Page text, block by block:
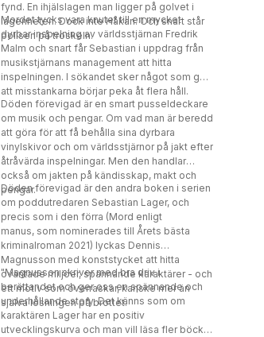
fynd. En ihjälslagen man ligger på golvet i
lägenheten. Dock inte Håkan. Och snart står
polisen på tröskeln.
Mordet tycks vara knutet till en mycket
dyrbar inspelning av världsstjärnan Fredrik
Malm och snart får Sebastian i uppdrag från
musikstjärnans management att hitta
inspelningen. I sökandet sker något som gör
att misstankarna börjar peka åt flera håll.
Döden förevigad är en smart pusseldeckare
om musik och pengar. Om vad man är beredd
att göra för att få behålla sina dyrbara
vinylskivor och om världsstjärnor på jakt efter
åtråvärda inspelningar. Men den handlar
också om jakten på kändisskap, makt och
pengar.
Döden förevigad är den andra boken i serien
om poddutredaren Sebastian Lager, och
precis som i den förra (Mord enligt
manus, som nominerades till Årets bästa
kriminalroman 2021) lyckas Dennis
Magnusson med konststycket att hitta
oväntade miljöer, spännande karaktärer - och
ett motiv som överraskar, kanske mer än
själva lösningen på brottet.
"Magnusson skriver med bra driv i
berättandet och ger oss en spännande och
underhållande story. Det känns som om
karaktären Lager har en positiv
utvecklingskurva och man vill läsa fler böcker